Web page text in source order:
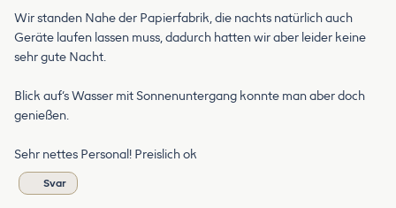
Wir standen Nahe der Papierfabrik, die nachts natürlich auch
Geräte laufen lassen muss, dadurch hatten wir aber leider keine
sehr gute Nacht.
Blick auf‘s Wasser mit Sonnenuntergang konnte man aber doch
genießen.
Sehr nettes Personal! Preislich ok
Svar